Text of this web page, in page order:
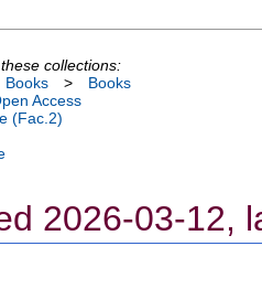
collections:
Books >
Books
Access
(Fac.2)
2026-03-12,